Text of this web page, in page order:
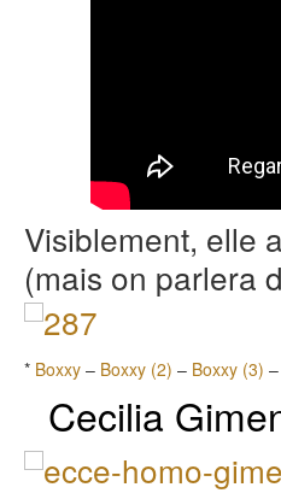
Visiblement, elle
(mais on parlera
* Boxxy – Boxxy (2) – Boxxy (3) –
Cecilia